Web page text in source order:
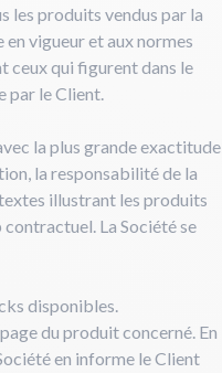
les produits vendus par la
vigueur et aux normes
ceux qui figurent dans le
par le Client.
la plus grande exactitude
la responsabilité de la
illustrant les produits
contractuel. La Société se
disponibles.
du produit concerné. En
en informe le Client